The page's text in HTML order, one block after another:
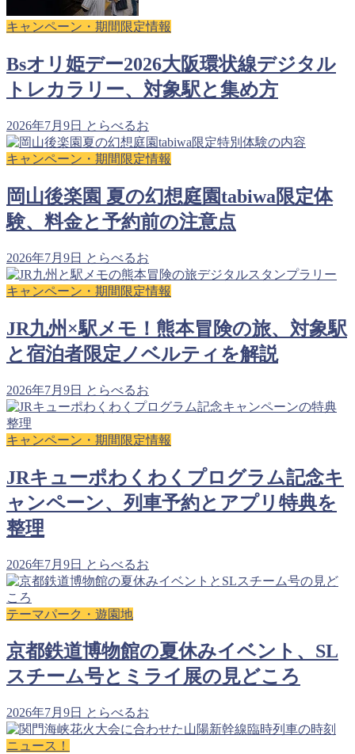
キャンペーン・期間限定情報
Bsオリ姫デー2026大阪環状線デジタル
トレカラリー、対象駅と集め方
2026年7月9日 とらべるお
キャンペーン・期間限定情報
岡山後楽園 夏の幻想庭園tabiwa限定体
験、料金と予約前の注意点
2026年7月9日 とらべるお
キャンペーン・期間限定情報
JR九州×駅メモ！熊本冒険の旅、対象駅
と宿泊者限定ノベルティを解説
2026年7月9日 とらべるお
キャンペーン・期間限定情報
JRキューポわくわくプログラム記念キ
ャンペーン、列車予約とアプリ特典を
整理
2026年7月9日 とらべるお
テーマパーク・遊園地
京都鉄道博物館の夏休みイベント、SL
スチーム号とミライ展の見どころ
2026年7月9日 とらべるお
ニュース！